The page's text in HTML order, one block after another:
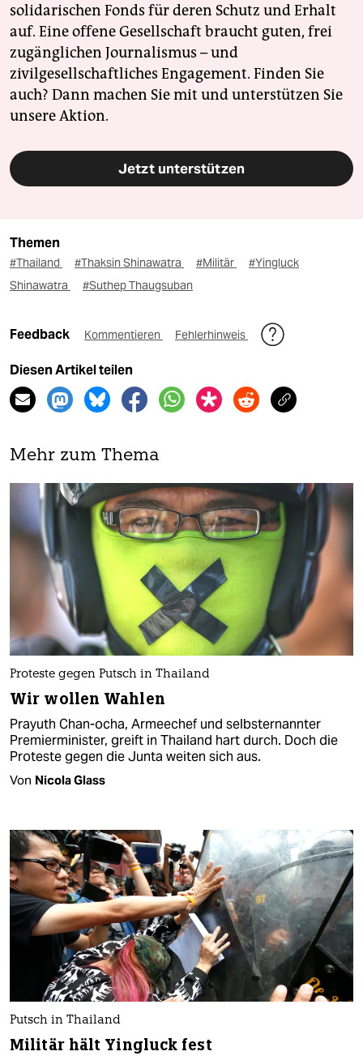
solidarischen Fonds für deren Schutz und Erhalt
auf. Eine offene Gesellschaft braucht guten, frei
zugänglichen Journalismus – und
zivilgesellschaftliches Engagement. Finden Sie
auch? Dann machen Sie mit und unterstützen Sie
unsere Aktion.
Jetzt unterstützen
Themen
#Thailand #Thaksin Shinawatra #Militär
#Yingluck
Shinawatra
#Suthep Thaugsuban
Feedback Kommentieren Fehlerhinweis
Diesen Artikel teilen
Mehr zum Thema
Proteste gegen Putsch in Thailand
Wir wollen Wahlen
Prayuth Chan-ocha, Armeechef und selbsternannter
Premierminister, greift in Thailand hart durch. Doch die
Proteste gegen die Junta weiten sich aus.
Von Nicola Glass
Putsch in Thailand
Militär hält Yingluck fest